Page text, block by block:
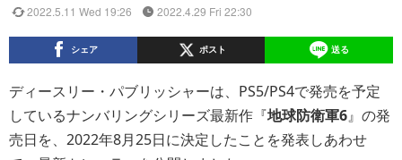
2022.5.11 Wed 19:26 2022.4.29 Fri 22:30
シェア ポスト 送る
ディースリー・パブリッシャーは、PS5/PS4で発売を予定
しているナンバリングシリーズ最新作『地球防衛軍6』の発
売日を、2022年8月25日に決定したことを発表しあわせ